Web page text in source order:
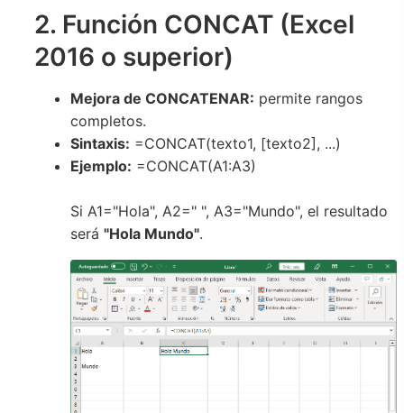
2. Función CONCAT (Excel
2016 o superior)
Mejora de CONCATENAR: permite rangos
completos.
Sintaxis: =CONCAT(texto1, [texto2], ...)
Ejemplo: =CONCAT(A1:A3)
Si A1="Hola", A2=" ", A3="Mundo", el resultado
será "Hola Mundo".